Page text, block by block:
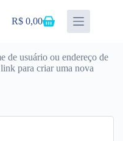
Carrinho
R$ 0,00
de usuário ou endereço de
para criar uma nova